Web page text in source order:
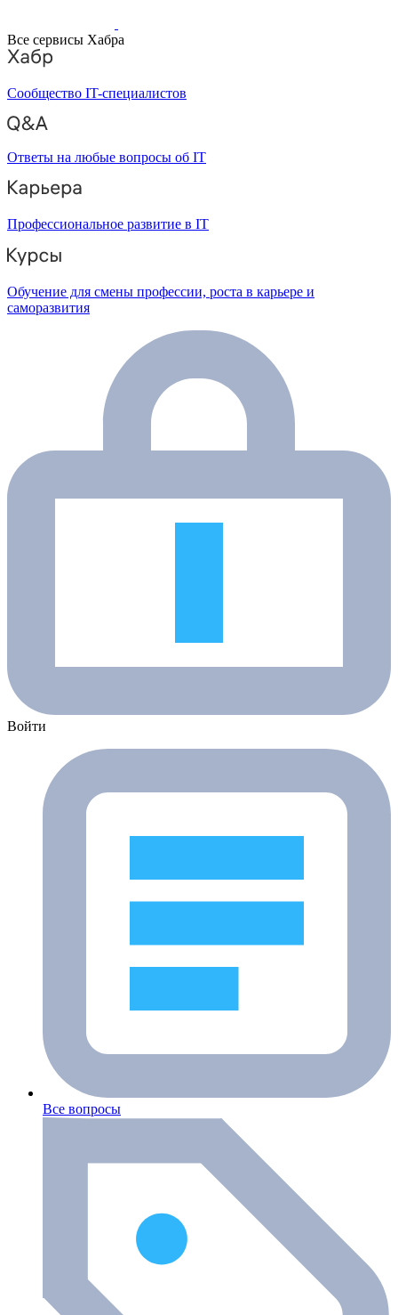
Все сервисы Хабра
Сообщество IT-специалистов
Ответы на любые вопросы об IT
Профессиональное развитие в IT
Обучение для смены профессии, роста в карьере и
саморазвития
Войти
Все вопросы